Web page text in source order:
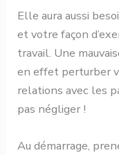
Elle aura aussi
et votre façon
travail. Une
en effet perturber
relations avec les
pas négliger !
Au démarrage,